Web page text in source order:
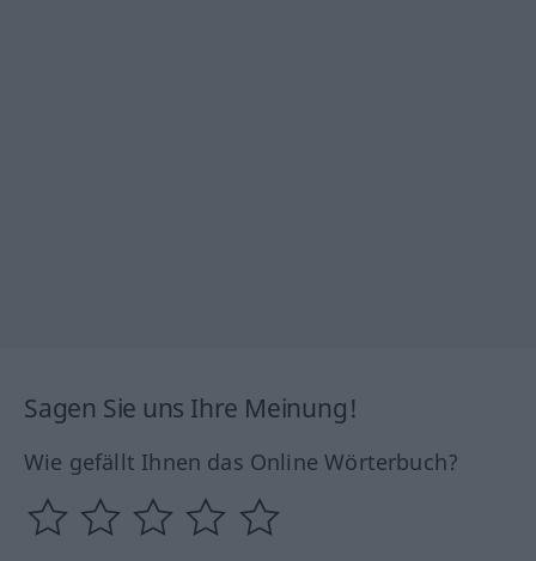
Sagen Sie uns Ihre Meinung!
Wie gefällt Ihnen das Online Wörterbuch?